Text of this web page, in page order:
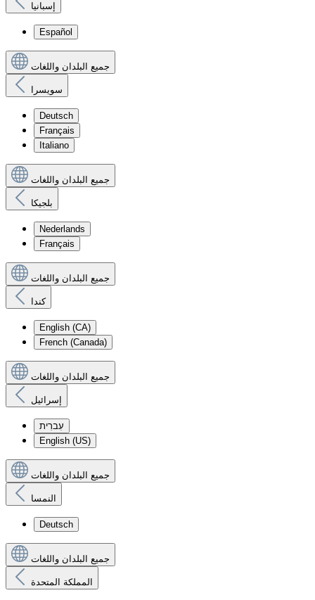
إسبانيا
Español
جميع البلدان واللغات
سويسرا
Deutsch
Français
Italiano
جميع البلدان واللغات
بلجيكا
Nederlands
Français
جميع البلدان واللغات
كندا
English (CA)
French (Canada)
جميع البلدان واللغات
إسرائيل
עִברִית
English (US)
جميع البلدان واللغات
النمسا
Deutsch
جميع البلدان واللغات
المملكة المتحدة